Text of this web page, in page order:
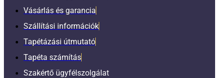
Vásárlás és garancia
Szállítási információk
Tapétázási útmutató
Tapéta számítás
Szakértő ügyfélszolgálat